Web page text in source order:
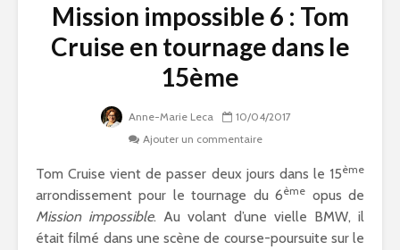
Mission impossible 6 : Tom
Cruise en tournage dans le
15ème
Anne-Marie Leca
10/04/2017
Ajouter un commentaire
Tom Cruise vient de passer deux jours dans le 15ème
arrondissement pour le tournage du 6ème opus de
Mission impossible. Au volant d’une vielle BMW, il
était filmé dans une scène de course-poursuite sur le